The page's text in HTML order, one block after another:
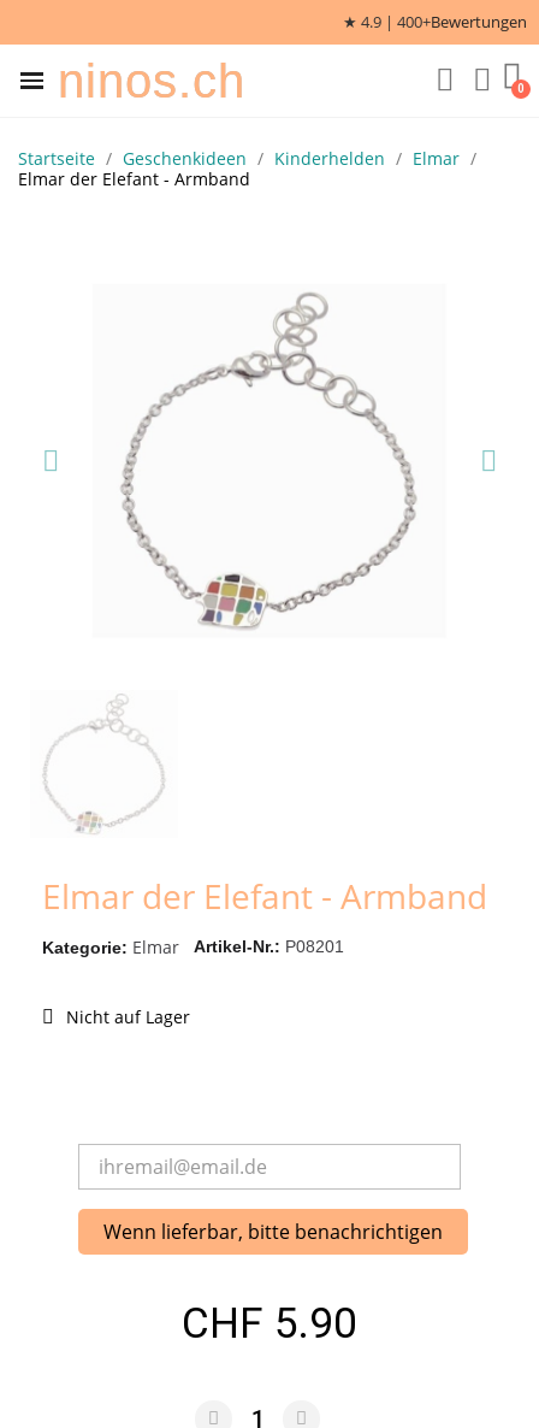
★ 4.9 | 400+Bewertungen
ninos.ch
Startseite Geschenkideen Kinderhelden
Elmar
Elmar der Elefant - Armband
Elmar der Elefant - Armband
Kategorie Elmar Artikel-Nr. P08201
Nicht auf Lager
Wenn lieferbar, bitte benachrichtigen
CHF 5.90